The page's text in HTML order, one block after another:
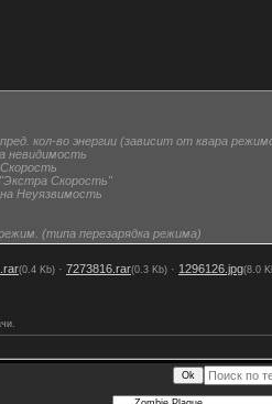
кол-во энергии (зависит от квара
невидимость
Скорость"
Неуязвимость
(типа перезарядка режима)
(0.4 Kb) · 7273816.rar(0.3 Kb) · 1296126.jpg(8.0